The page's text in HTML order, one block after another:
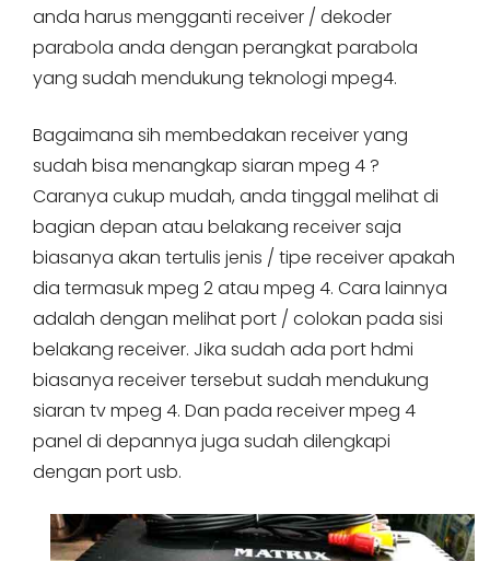
anda harus mengganti receiver / dekoder
parabola anda dengan perangkat parabola
yang sudah mendukung teknologi mpeg4.
Bagaimana sih membedakan receiver yang
sudah bisa menangkap siaran mpeg 4 ?
Caranya cukup mudah, anda tinggal melihat di
bagian depan atau belakang receiver saja
biasanya akan tertulis jenis / tipe receiver apakah
dia termasuk mpeg 2 atau mpeg 4. Cara lainnya
adalah dengan melihat port / colokan pada sisi
belakang receiver. Jika sudah ada port hdmi
biasanya receiver tersebut sudah mendukung
siaran tv mpeg 4. Dan pada receiver mpeg 4
panel di depannya juga sudah dilengkapi
dengan port usb.